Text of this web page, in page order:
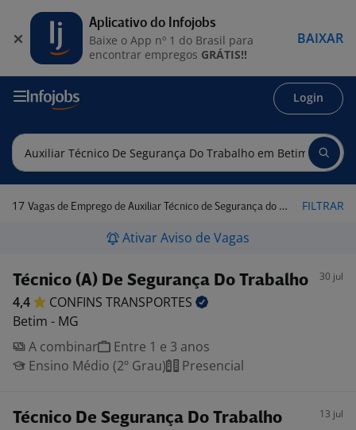
Login
17 Vagas de Emprego de Auxiliar Técnico de Segurança do Trabalho em Betim - MG FILTRAR
Ativar Aviso de Vagas
Técnico (A) De Segurança Do Trabalho 30 jul
4,4 CONFINS TRANSPORTES
Betim - MG
A combinar
Entre 1 e 3 anos
Ensino Médio (2º Grau)
Presencial
Técnico De Segurança Do Trabalho 13 jul
Aplicativo do Infojobs
Baixe o App nº 1 do Brasil para
encontrar empregos GRÁTIS!!
BAIXAR